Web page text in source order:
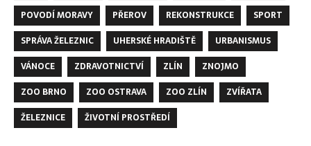
POVODÍ MORAVY
PŘEROV REKONSTRUKCE
SPORT
SPRÁVA ŽELEZNIC
UHERSKÉ HRADIŠTĚ
URBANISMUS
VÁNOCE
ZDRAVOTNICTVÍ ZLÍN
ZNOJMO
ZOO BRNO
ZOO OSTRAVA ZOO ZLÍN
ZVÍŘATA
ŽELEZNICE
ŽIVOTNÍ PROSTŘEDÍ